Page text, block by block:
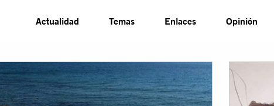
Actualidad Temas Enlaces Opinión